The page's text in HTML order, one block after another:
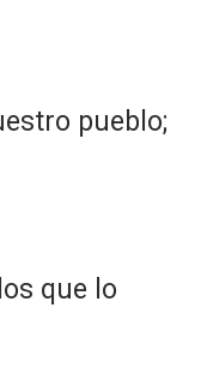
pueblo;
que lo